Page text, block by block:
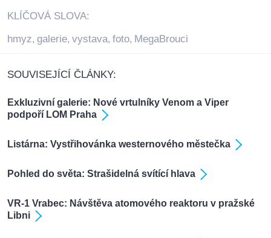
KLÍČOVÁ SLOVA:
hmyz, galerie, vystava, foto, MegaBrouci
SOUVISEJÍCÍ ČLÁNKY:
Exkluzivní galerie: Nové vrtulníky Venom a Viper
podpoří LOM Praha
Listárna: Vystřihovánka westernového městečka
Pohled do světa: Strašidelná svítící hlava
VR-1 Vrabec: Návštěva atomového reaktoru v pražské
Libni